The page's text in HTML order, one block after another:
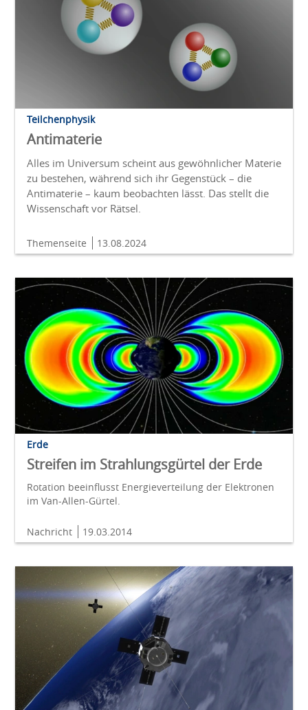
Teilchenphysik
Antimaterie
Alles im Universum scheint aus gewöhnlicher Materie
zu bestehen, während sich ihr Gegenstück – die
Antimaterie – kaum beobachten lässt. Das stellt die
Wissenschaft vor Rätsel.
Themenseite 13.08.2024
Erde
Streifen im Strahlungsgürtel der Erde
Rotation beeinflusst Energieverteilung der Elektronen
im Van-Allen-Gürtel.
Nachricht 19.03.2014